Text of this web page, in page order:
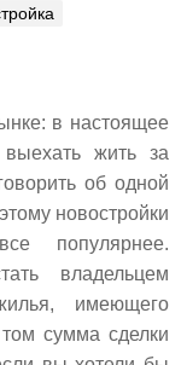
в настоящее
жить за
об одной
новостройки
популярнее.
владельцем
имеющего
сумма сделки